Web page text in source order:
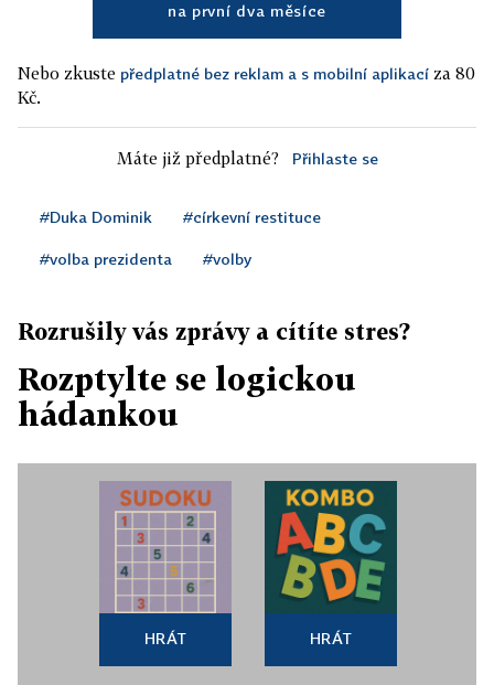
na první dva měsíce
Nebo zkuste předplatné bez reklam a s mobilní aplikací za 80
Kč.
Máte již předplatné? Přihlaste se
#Duka Dominik #církevní restituce
#volba prezidenta #volby
Rozrušily vás zprávy a cítíte stres?
Rozptylte se logickou
hádankou
HRÁT HRÁT